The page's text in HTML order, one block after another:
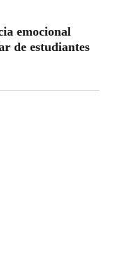
emocional
de estudiantes